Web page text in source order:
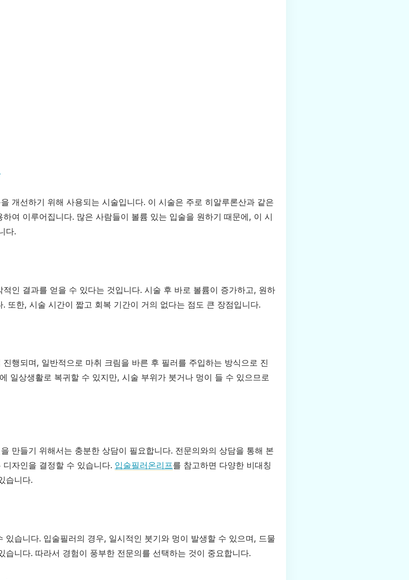
개선하기 위해 사용되는 시술입니다. 이 시술은 주로 히알루론산과 같은
여 이루어집니다. 많은 사람들이 볼륨 있는 입술을 원하기 때문에, 이 시
다.
인 결과를 얻을 수 있다는 것입니다. 시술 후 바로 볼륨이 증가하고, 원하
또한, 시술 시간이 짧고 회복 기간이 거의 없다는 점도 큰 장점입니다.
행되며, 일반적으로 마취 크림을 바른 후 필러를 주입하는 방식으로 진
일상생활로 복귀할 수 있지만, 시술 부위가 붓거나 멍이 들 수 있으므로
만들기 위해서는 충분한 상담이 필요합니다. 전문의와의 상담을 통해 본
자인을 결정할 수 있습니다. 입술필러온리프를 참고하면 다양한 비대칭
습니다.
있습니다. 입술필러의 경우, 일시적인 붓기와 멍이 발생할 수 있으며, 드물
습니다. 따라서 경험이 풍부한 전문의를 선택하는 것이 중요합니다.